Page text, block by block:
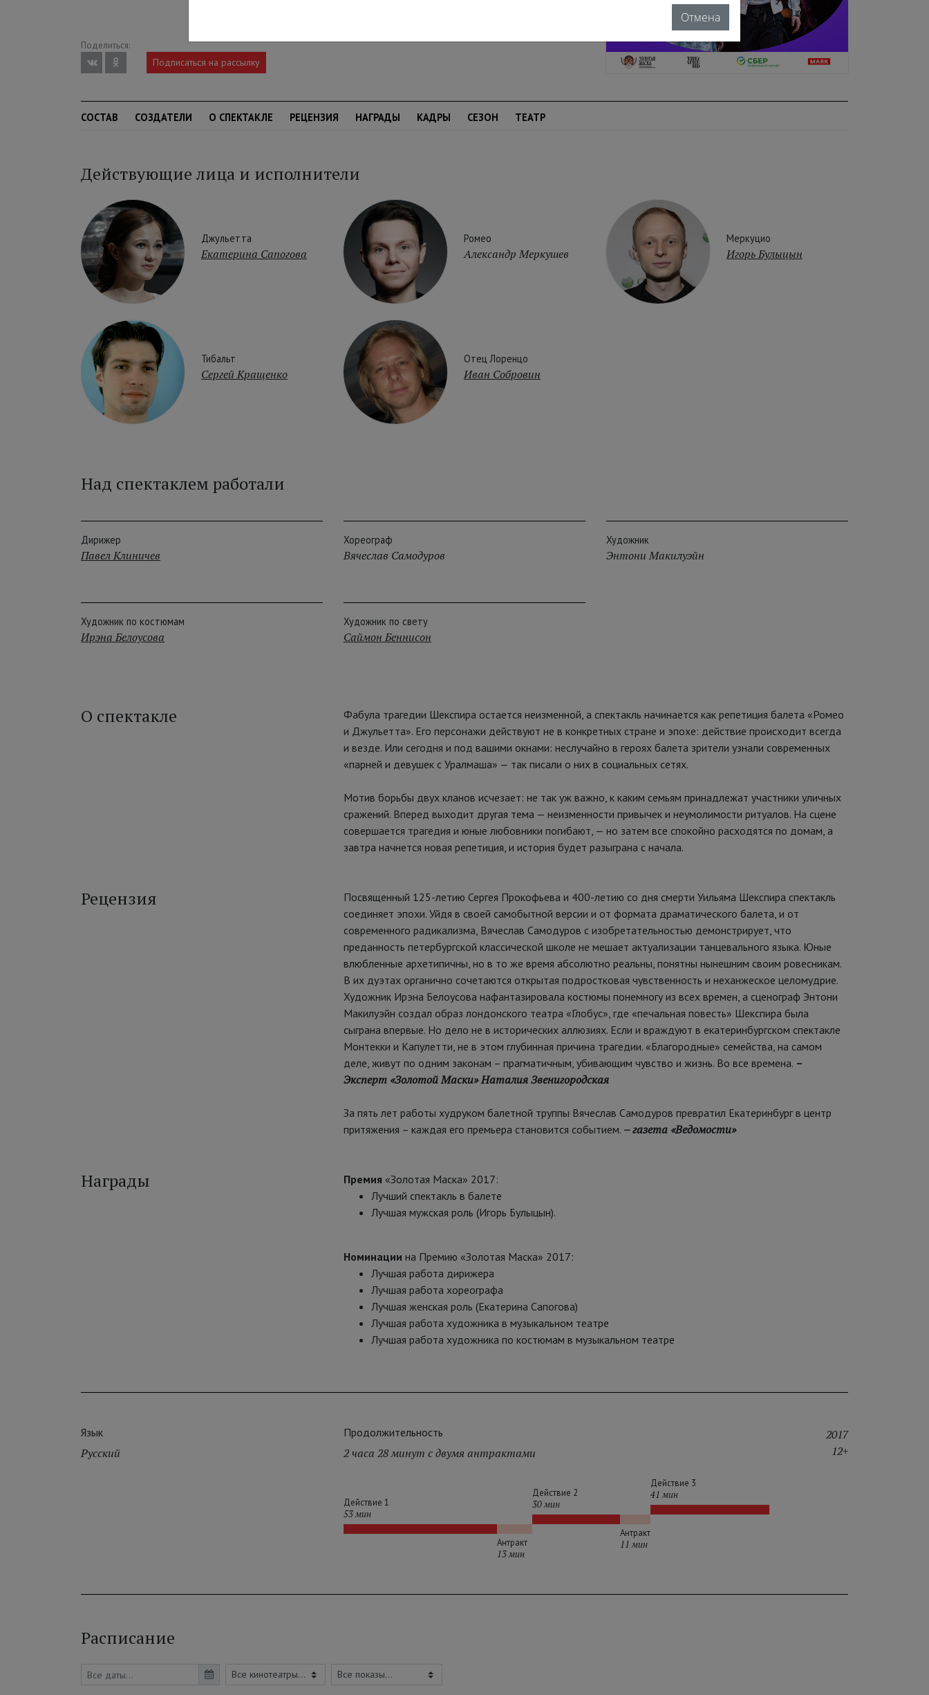
Поделиться:
Подписаться на рассылку
СОСТАВ СОЗДАТЕЛИ О СПЕКТАКЛЕ РЕЦЕНЗИЯ НАГРАДЫ КАДРЫ СЕЗОН ТЕАТР
Действующие лица и исполнители
Джульетта
Екатерина Сапогова
Ромео
Александр Меркушев
Меркуцио
Игорь Булыцын
Тибальт
Сергей Кращенко
Отец Лоренцо
Иван Собровин
Над спектаклем работали
Дирижер
Павел Клиничев
Хореограф
Вячеслав Самодуров
Художник
Энтони Макилуэйн
Художник по костюмам
Ирэна Белоусова
Художник по свету
Саймон Беннисон
О спектакле
Фабула трагедии Шекспира остается неизменной, а спектакль начинается как репетиция балета «Ромео
и Джульетта». Его персонажи действуют не в конкретных стране и эпохе: действие происходит всегда
и везде. Или сегодня и под вашими окнами: неслучайно в героях балета зрители узнали современных
«парней и девушек с Уралмаша» — так писали о них в социальных сетях.
Мотив борьбы двух кланов исчезает: не так уж важно, к каким семьям принадлежат участники уличных
сражений. Вперед выходит другая тема — неизменности привычек и неумолимости ритуалов. На сцене
совершается трагедия и юные любовники погибают, — но затем все спокойно расходятся по домам, а
завтра начнется новая репетиция, и история будет разыграна с начала.
Рецензия
Посвященный 125-летию Сергея Прокофьева и 400-летию со дня смерти Уильяма Шекспира спектакль
соединяет эпохи. Уйдя в своей самобытной версии и от формата драматического балета, и от
современного радикализма, Вячеслав Самодуров с изобретательностью демонстрирует, что
преданность петербургской классической школе не мешает актуализации танцевального языка. Юные
влюбленные архетипичны, но в то же время абсолютно реальны, понятны нынешним своим ровесникам.
В их дуэтах органично сочетаются открытая подростковая чувственность и неханжеское целомудрие.
Художник Ирэна Белоусова нафантазировала костюмы понемногу из всех времен, а сценограф Энтони
Макилуэйн создал образ лондонского театра «Глобус», где «печальная повесть» Шекспира была
сыграна впервые. Но дело не в исторических аллюзиях. Если и враждуют в екатеринбургском спектакле
Монтекки и Капулетти, не в этом глубинная причина трагедии. «Благородные» семейства, на самом
деле, живут по одним законам – прагматичным, убивающим чувство и жизнь. Во все времена. –
Эксперт «Золотой Маски» Наталия Звенигородская
За пять лет работы худруком балетной труппы Вячеслав Самодуров превратил Екатеринбург в центр
притяжения – каждая его премьера становится событием. – газета «Ведомости»
Награды Премия «Золотая Маска» 2017:
Лучший спектакль в балете
Лучшая мужская роль (Игорь Булыцын).
Номинации на Премию «Золотая Маска» 2017:
Лучшая работа дирижера
Лучшая работа хореографа
Лучшая женская роль (Екатерина Сапогова)
Лучшая работа художника в музыкальном театре
Лучшая работа художника по костюмам в музыкальном театре
Язык
Русский
Продолжительность
2 часа 28 минут с двумя антрактами
Действие 1
53 мин
Антракт
13 мин
Действие 2
30 мин
Антракт
11 мин
Действие 3
41 мин
2017
12+
Расписание
Отмена